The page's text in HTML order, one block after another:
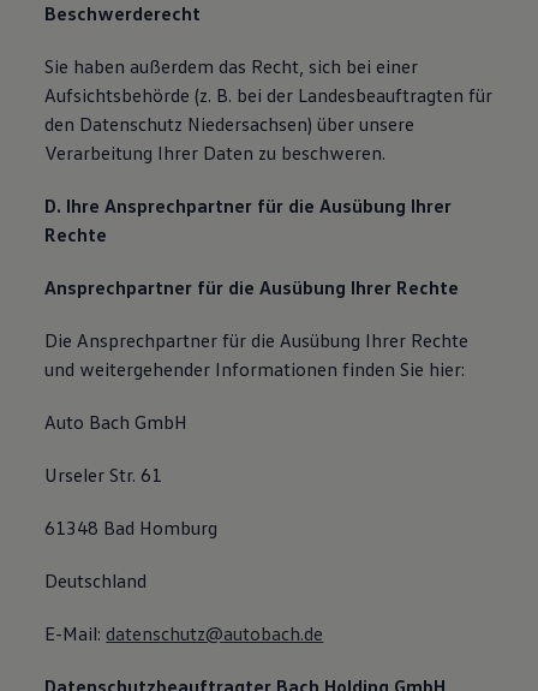
Beschwerderecht
Sie haben außerdem das Recht, sich bei einer
Aufsichtsbehörde (z. B. bei der Landesbeauftragten für
den Datenschutz Niedersachsen) über unsere
Verarbeitung Ihrer Daten zu beschweren.
D. Ihre Ansprechpartner für die Ausübung Ihrer
Rechte
Ansprechpartner für die Ausübung Ihrer Rechte
Die Ansprechpartner für die Ausübung Ihrer Rechte
und weitergehender Informationen finden Sie hier:
Auto Bach GmbH
Urseler Str. 61
61348 Bad Homburg
Deutschland
E-Mail: datenschutz@autobach.de
Datenschutzbeauftragter Bach Holding GmbH